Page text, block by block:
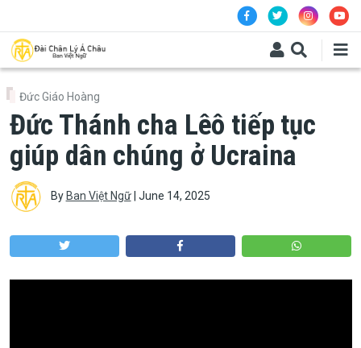
Đức Giáo Hoàng
Đức Thánh cha Lêô tiếp tục
giúp dân chúng ở Ucraina
By Ban Việt Ngữ| June 14, 2025